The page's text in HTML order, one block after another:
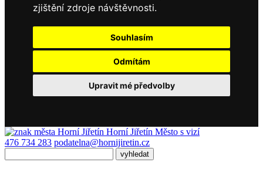
zjištění zdroje návštěvnosti.
Souhlasím
Odmítám
Upravit mé předvolby
Horní Jiřetín Město s vizí
476 734 283 podatelna@hornijiretin.cz